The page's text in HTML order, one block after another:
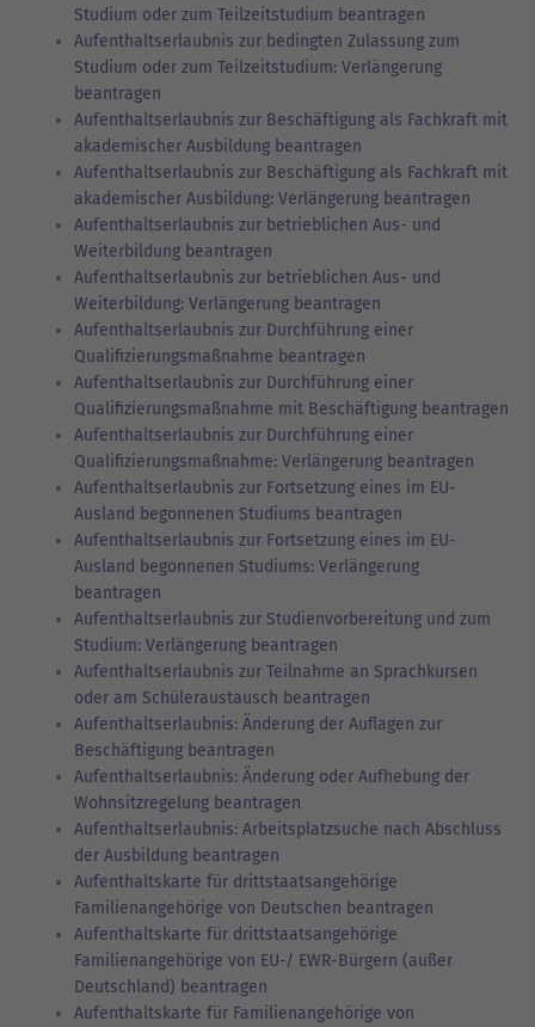
Studium oder zum Teilzeitstudium beantragen
Aufenthaltserlaubnis zur bedingten Zulassung zum
Studium oder zum Teilzeitstudium: Verlängerung
beantragen
Aufenthaltserlaubnis zur Beschäftigung als Fachkraft mit
akademischer Ausbildung beantragen
Aufenthaltserlaubnis zur Beschäftigung als Fachkraft mit
akademischer Ausbildung: Verlängerung beantragen
Aufenthaltserlaubnis zur betrieblichen Aus- und
Weiterbildung beantragen
Aufenthaltserlaubnis zur betrieblichen Aus- und
Weiterbildung: Verlängerung beantragen
Aufenthaltserlaubnis zur Durchführung einer
Qualifizierungsmaßnahme beantragen
Aufenthaltserlaubnis zur Durchführung einer
Qualifizierungsmaßnahme mit Beschäftigung beantragen
Aufenthaltserlaubnis zur Durchführung einer
Qualifizierungsmaßnahme: Verlängerung beantragen
Aufenthaltserlaubnis zur Fortsetzung eines im EU-
Ausland begonnenen Studiums beantragen
Aufenthaltserlaubnis zur Fortsetzung eines im EU-
Ausland begonnenen Studiums: Verlängerung
beantragen
Aufenthaltserlaubnis zur Studienvorbereitung und zum
Studium: Verlängerung beantragen
Aufenthaltserlaubnis zur Teilnahme an Sprachkursen
oder am Schüleraustausch beantragen
Aufenthaltserlaubnis: Änderung der Auflagen zur
Beschäftigung beantragen
Aufenthaltserlaubnis: Änderung oder Aufhebung der
Wohnsitzregelung beantragen
Aufenthaltserlaubnis: Arbeitsplatzsuche nach Abschluss
der Ausbildung beantragen
Aufenthaltskarte für drittstaatsangehörige
Familienangehörige von Deutschen beantragen
Aufenthaltskarte für drittstaatsangehörige
Familienangehörige von EU-/ EWR-Bürgern (außer
Deutschland) beantragen
Aufenthaltskarte für Familienangehörige von